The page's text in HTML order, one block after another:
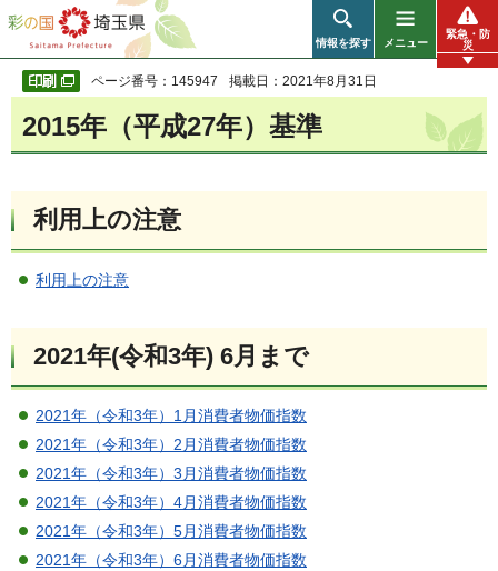
彩の国 埼玉県
情報を探す メニュー
緊急・防
災
ページ番号：145947 掲載日：2021年8月31日
2015年（平成27年）基準
利用上の注意
利用上の注意
2021年(令和3年) 6月まで
2021年（令和3年）1月消費者物価指数
2021年（令和3年）2月消費者物価指数
2021年（令和3年）3月消費者物価指数
2021年（令和3年）4月消費者物価指数
2021年（令和3年）5月消費者物価指数
2021年（令和3年）6月消費者物価指数